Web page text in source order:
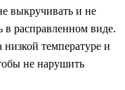
выкручивать и не
расправленном виде.
низкой температуре и
не нарушить